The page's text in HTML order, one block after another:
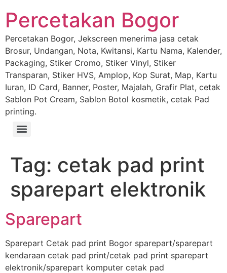
Percetakan Bogor
Percetakan Bogor, Jekscreen menerima jasa cetak
Brosur, Undangan, Nota, Kwitansi, Kartu Nama, Kalender,
Packaging, Stiker Cromo, Stiker Vinyl, Stiker
Transparan, Stiker HVS, Amplop, Kop Surat, Map, Kartu
Iuran, ID Card, Banner, Poster, Majalah, Grafir Plat, cetak
Sablon Pot Cream, Sablon Botol kosmetik, cetak Pad
printing.
Tag: cetak pad print
sparepart elektronik
Sparepart
Sparepart Cetak pad print Bogor sparepart/sparepart
kendaraan cetak pad print/cetak pad print sparepart
elektronik/sparepart komputer cetak pad